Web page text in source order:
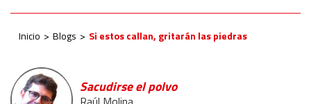
Inicio Blogs Si estos callan, gritarán las piedras
Sacudirse el polvo